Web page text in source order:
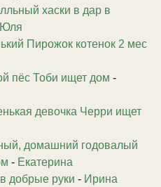
хаски в дар в
Юля
Пирожок котенок 2 мес
пёс Тоби ищет дом -
девочка Черри ищет
домашний годовалый
- Екатерина
добрые руки - Ирина